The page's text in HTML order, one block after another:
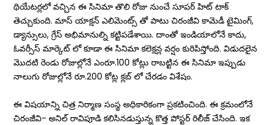
థియేటర్లలో వచ్చిన ఈ సినిమా తొలి రోజు నుంచే సూపర్ హిట్ టాక్
తెచ్చుకుంది. మాస్ యాక్షన్ ఎలిమెంట్స్ తో పాటు చిరంజీవి కామెడీ టైమింగ్,
డ్యాన్సులు, గ్రేస్ అభిమానుల్ని కట్టిపడేశాయి. దాంతో ఇండియాలోనే కాదు,
ఓవర్సీస్ మార్కెట్ లో కూడా ఈ సినిమా కలెక్షన్ల వర్షం కురిపిస్తోంది. విడుదలైన
మొదటి రెండు రోజుల్లోనే ఎంరూ.100 కోట్లు రాబట్టిన ఈ సినిమా ఇప్పుడు
నాలుగు రోజుల్లోనే రూ.200 కోట్ల క్లబ్ లో చేరడం విశేషం.
ఈ విషయాన్ని చిత్ర నిర్మాణ సంస్థ అధికారికంగా ప్రకటించింది. ఈ క్రమంలోనే
చిరంజీవి- అనిల్‌ రావిపూడి కలిసినడుస్తున్న కొత్త పోస్టర్‌ రిలీజ్‌ చేసింది. ఇక